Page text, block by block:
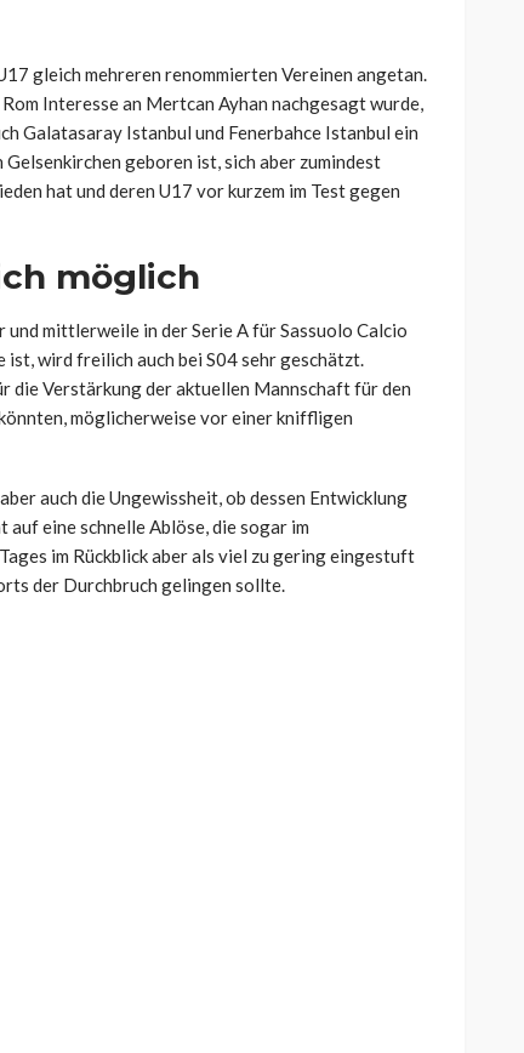
gleich mehreren renommierten Vereinen angetan.
Rom Interesse an Mertcan Ayhan nachgesagt wurde,
Galatasaray Istanbul und Fenerbahce Istanbul ein
geboren ist, sich aber zumindest
hat und deren U17 vor kurzem im Test gegen
möglich
mittlerweile in der Serie A für Sassuolo Calcio
wird freilich auch bei S04 sehr geschätzt.
die Verstärkung der aktuellen Mannschaft für den
möglicherweise vor einer kniffligen
auch die Ungewissheit, ob dessen Entwicklung
eine schnelle Ablöse, die sogar im
im Rückblick aber als viel zu gering eingestuft
der Durchbruch gelingen sollte.